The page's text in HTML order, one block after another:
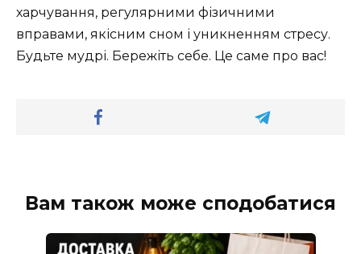
харчування, регулярними фізичними
вправами, якісним сном і уникненням стресу.
Будьте мудрі. Бережіть себе. Це саме про вас!
Вам також може сподобатися